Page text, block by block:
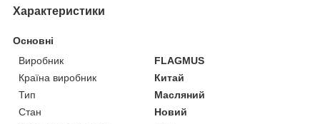
Характеристики
Основні
Виробник
FLAGMUS
Країна виробник
Китай
Тип
Масляний
Стан
Новий